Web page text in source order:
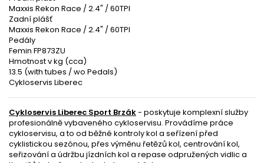
Maxxis Rekon Race / 2.4" / 60TPI
Zadní plášť
Maxxis Rekon Race / 2.4" / 60TPI
Pedály
Femin FP873ZU
Hmotnost v kg (cca)
13.5 (with tubes / wo Pedals)
Cykloservis Liberec
Cykloservis Liberec Sport Brzák- poskytuje komplexní služby
profesionálně vybaveného cykloservisu. Provádíme práce
cykloservisu, a to od běžné kontroly kol a seřízení před
cyklistickou sezónou, přes výměnu řetězů kol, centrování kol,
seřizování a údržbu jízdních kol a repase odpružených vidlic a